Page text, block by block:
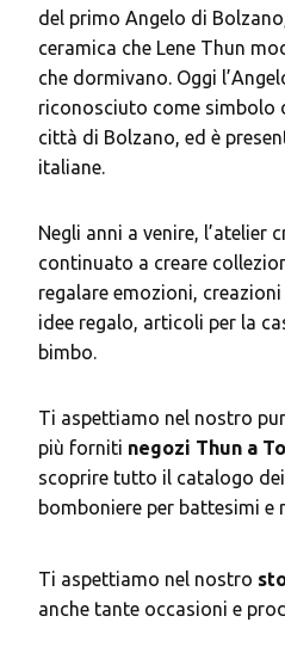
del primo Angelo di
ceramica che Lene Thun
che dormivano. Oggi
riconosciuto come simbolo
città di Bolzano, ed è
italiane.
Negli anni a venire, l’atelier
continuato a creare
regalare emozioni,
idee regalo, articoli per la
bimbo.
Ti aspettiamo nel nostro
più forniti negozi Thun a
scoprire tutto il catalogo
bomboniere per battesimi e
Ti aspettiamo nel nostro
anche tante occasioni e